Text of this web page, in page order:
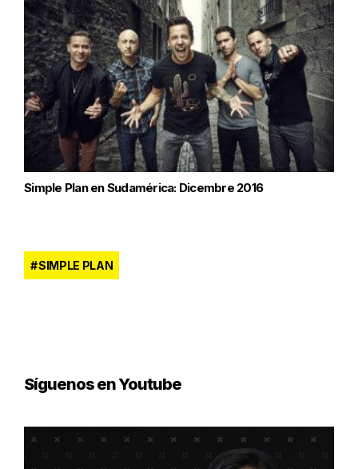
Simple Plan en Sudamérica: Dicembre 2016
SIMPLE PLAN
Síguenos en Youtube